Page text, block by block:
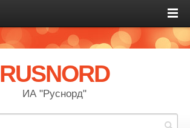
RUSNORD
ИА "Руснорд"